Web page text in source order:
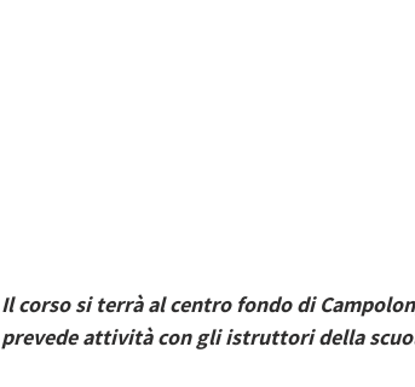
Il corso si terrà al centro fondo di
prevede attività con gli istruttori della